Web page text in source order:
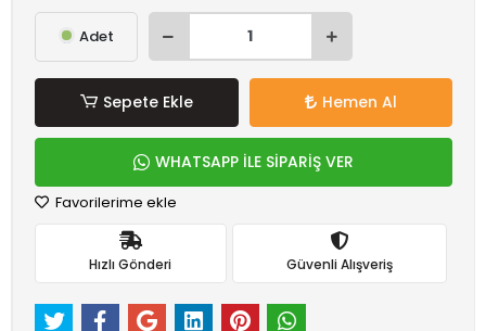
Adet
Sepete Ekle Hemen Al
WHATSAPP İLE SİPARİŞ VER
Favorilerime ekle
Hızlı Gönderi Güvenli Alışveriş